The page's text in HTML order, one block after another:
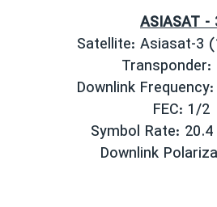
ASIASAT -
Satellite: Asiasat-3
Transponder:
Downlink
FEC: 1/2
Symbol Rate:
Downlink